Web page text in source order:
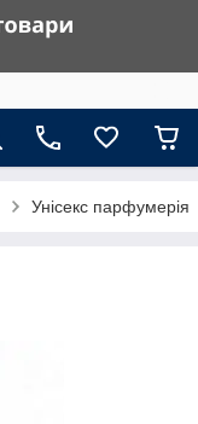
Унісекс парфумерія